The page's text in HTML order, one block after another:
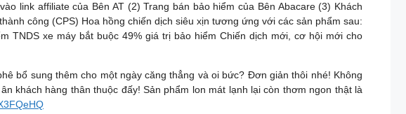
link affiliate của Bên AT (2) Trang bán bảo hiểm của Bên Abacare (3) Khách
công (CPS) Hoa hồng chiến dịch siêu xịn tương ứng với các sản phẩm sau:
TNDS xe máy bắt buộc 49% giá trị bảo hiểm Chiến dịch mới, cơ hội mới cho
bổ sung thêm cho một ngày căng thẳng và oi bức? Đơn giản thôi nhé! Không
khách hàng thân thuộc đấy! Sản phẩm lon mát lạnh lại còn thơm ngon thật là